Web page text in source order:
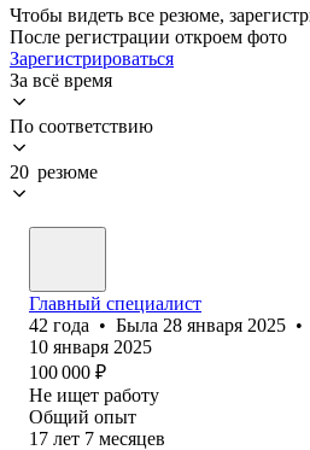
Чтобы видеть все резюме,
После регистрации откроем фото
Зарегистрироваться
За всё время
По соответствию
20 резюме
Главный специалист
42 года • Была 28 января 2025 •
10 января 2025
100 000 ₽
Не ищет работу
Общий опыт
17 лет 7 месяцев